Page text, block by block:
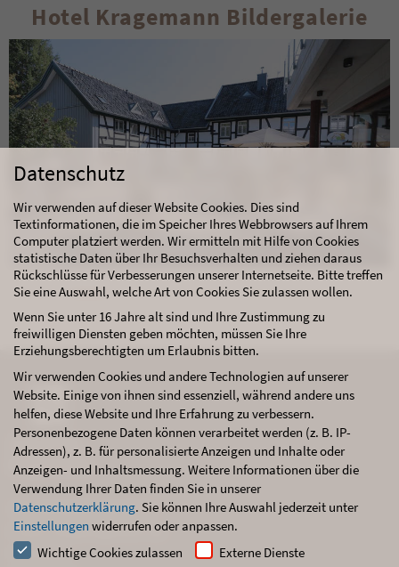
Hotel Kragemann Bildergalerie
Datenschutz
Wir verwenden auf dieser Website Cookies. Dies sind
Textinformationen, die im Speicher Ihres Webbrowsers auf Ihrem
Computer platziert werden. Wir ermitteln mit Hilfe von Cookies
statistische Daten über Ihr Besuchsverhalten und ziehen daraus
Rückschlüsse für Verbesserungen unserer Internetseite. Bitte treffen
Sie eine Auswahl, welche Art von Cookies Sie zulassen wollen.
Wenn Sie unter 16 Jahre alt sind und Ihre Zustimmung zu
freiwilligen Diensten geben möchten, müssen Sie Ihre
Erziehungsberechtigten um Erlaubnis bitten.
Wir verwenden Cookies und andere Technologien auf unserer
Website. Einige von ihnen sind essenziell, während andere uns
helfen, diese Website und Ihre Erfahrung zu verbessern.
Personenbezogene Daten können verarbeitet werden (z. B. IP-
Adressen), z. B. für personalisierte Anzeigen und Inhalte oder
Anzeigen- und Inhaltsmessung. Weitere Informationen über die
Verwendung Ihrer Daten finden Sie in unserer
Datenschutzerklärung. Sie können Ihre Auswahl jederzeit unter
Einstellungen widerrufen oder anpassen.
Datenschutz
Wichtige Cookies zulassen Externe Dienste
Tel.: +49 (0)2473 / 92 77 571
E-Mail: info@kragemann.de
Impressum